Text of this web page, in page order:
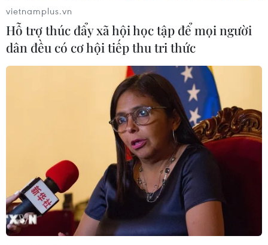
Nhật Bản có thể chọn hệ thống phòng thủ
tên lửa Aegis Ashore
13/05/2017 12:00
Theo các nguồn tin giấu tên của chính phủ và đảng Dân
chủ Tự do cầm quyền Nhật Bản ngày 13/5, nước này
vietnamplus.vn
Hỗ trợ thúc đẩy xã hội học tập để mọi người
dân đều có cơ hội tiếp thu tri thức